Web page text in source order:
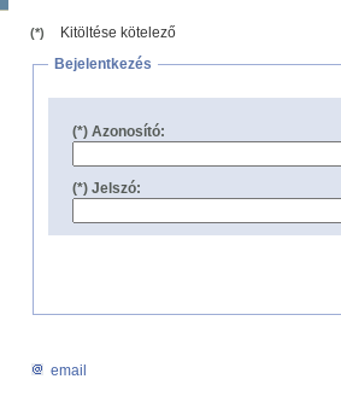
(*)
Kitöltése kötelező
Bejelentkezés
(*) Azonosító:
(*) Jelszó:
email